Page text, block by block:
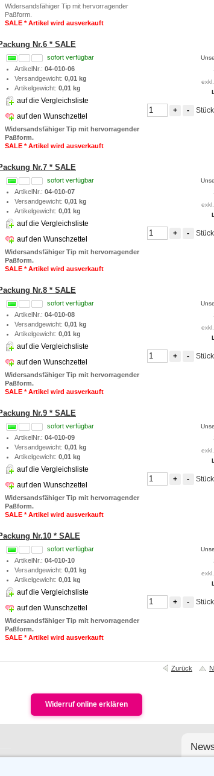
Widersandsfähiger Tip mit hervorragender
Paßform.
SALE * Artikel wird ausverkauft
Nr.6 * SALE
sofort verfügbar
ArtikelNr.:04-010-06
Versandgewicht:0,01 kg
Artikelgewicht:0,01 kg
auf die Vergleichsliste
auf den Wunschzettel
Widersandsfähiger Tip mit hervorragender
Paßform.
SALE * Artikel wird ausverkauft
+ - Stück
Nr.7 * SALE
sofort verfügbar
ArtikelNr.:04-010-07
Versandgewicht:0,01 kg
Artikelgewicht:0,01 kg
auf die Vergleichsliste
auf den Wunschzettel
Widersandsfähiger Tip mit hervorragender
Paßform.
SALE * Artikel wird ausverkauft
+ - Stück
Nr.8 * SALE
sofort verfügbar
ArtikelNr.:04-010-08
Versandgewicht:0,01 kg
Artikelgewicht:0,01 kg
auf die Vergleichsliste
auf den Wunschzettel
Widersandsfähiger Tip mit hervorragender
Paßform.
SALE * Artikel wird ausverkauft
+ - Stück
Nr.9 * SALE
sofort verfügbar
ArtikelNr.:04-010-09
Versandgewicht:0,01 kg
Artikelgewicht:0,01 kg
auf die Vergleichsliste
auf den Wunschzettel
Widersandsfähiger Tip mit hervorragender
Paßform.
SALE * Artikel wird ausverkauft
+ - Stück
Nr.10 * SALE
sofort verfügbar
ArtikelNr.:04-010-10
Versandgewicht:0,01 kg
Artikelgewicht:0,01 kg
auf die Vergleichsliste
auf den Wunschzettel
Widersandsfähiger Tip mit hervorragender
Paßform.
SALE * Artikel wird ausverkauft
+ - Stück
Zurück
Widerruf online erklären